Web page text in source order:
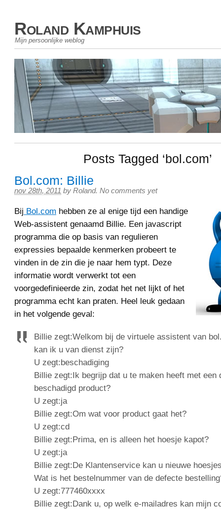
Roland Kamphuis
Mijn persoonlijke weblog
Posts Tagged ‘bol.com’
Bol.com: Billie
nov 28th, 2011 by Roland. No comments yet
Bij Bol.com hebben ze al enige tijd een handige
Web-assistent genaamd Billie. Een javascript
programma die op basis van regulieren
expressies bepaalde kenmerken probeert te
vinden in de zin die je naar hem typt. Deze
informatie wordt verwerkt tot een
voorgedefinieerde zin, zodat het net lijkt of het
programma echt kan praten. Heel leuk gedaan
in het volgende geval:
Billie zegt:Welkom bij de virtuele assistent van
kan ik u van dienst zijn?
U zegt:beschadiging
Billie zegt:Ik begrijp dat u te maken heeft met een
beschadigd product?
U zegt:ja
Billie zegt:Om wat voor product gaat het?
U zegt:cd
Billie zegt:Prima, en is alleen het hoesje kapot?
U zegt:ja
Billie zegt:De Klantenservice kan u nieuwe
Wat is het bestelnummer van de defecte
U zegt:777460xxxx
Billie zegt:Dank u, op welk e-mailadres kan mijn